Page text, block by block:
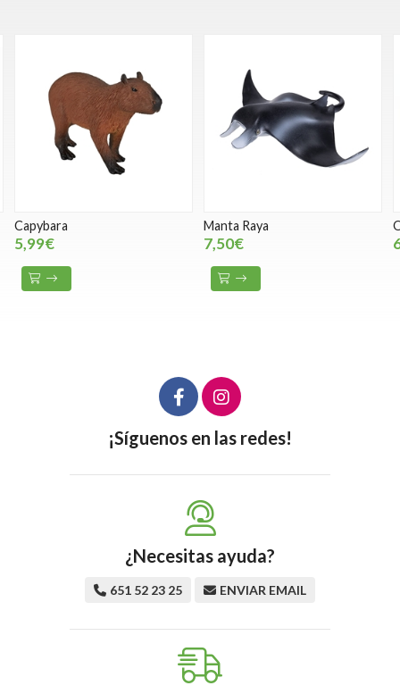
Capybara
5,99€
Manta Raya
7,50€
¡Síguenos en las redes!
¿Necesitas ayuda?
651 52 23 25 ENVIAR EMAIL